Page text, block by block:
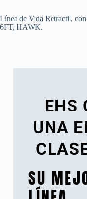
Línea de Vida Retractil,
6FT, HAWK.
EHS
UNA
SU